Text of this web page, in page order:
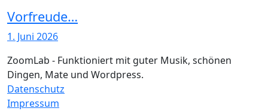
Vorfreude…
1. Juni 2026
ZoomLab - Funktioniert mit guter Musik, schönen
Dingen, Mate und Wordpress.
Datenschutz
Impressum